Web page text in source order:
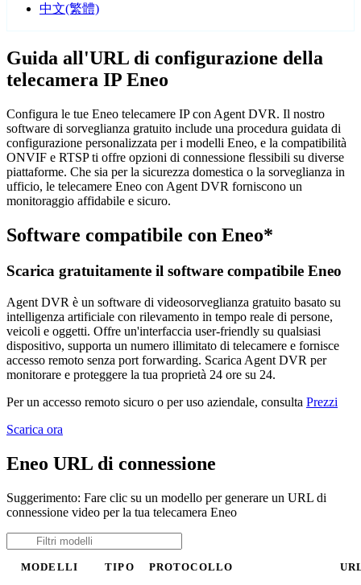
中文(繁體)
Guida all'URL di configurazione della
telecamera IP Eneo
Configura le tue Eneo telecamere IP con Agent DVR. Il nostro
software di sorveglianza gratuito include una procedura guidata di
configurazione personalizzata per i modelli Eneo, e la compatibilità
ONVIF e RTSP ti offre opzioni di connessione flessibili su diverse
piattaforme. Che sia per la sicurezza domestica o la sorveglianza in
ufficio, le telecamere Eneo con Agent DVR forniscono un
monitoraggio affidabile e sicuro.
Software compatibile con Eneo*
Scarica gratuitamente il software compatibile Eneo
Agent DVR è un software di videosorveglianza gratuito basato su
intelligenza artificiale con rilevamento in tempo reale di persone,
veicoli e oggetti. Offre un'interfaccia user-friendly su qualsiasi
dispositivo, supporta un numero illimitato di telecamere e fornisce
accesso remoto senza port forwarding. Scarica Agent DVR per
monitorare e proteggere la tua proprietà 24 ore su 24.
Per un accesso remoto sicuro o per uso aziendale, consulta Prezzi
Scarica ora
Eneo URL di connessione
Suggerimento: Fare clic su un modello per generare un URL di
connessione video per la tua telecamera Eneo
MODELLI TIPO PROTOCOLLO